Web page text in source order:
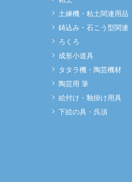
土練機・粘土関連用品
鋳込み・石こう型関連
ろくろ
成形小道具
タタラ機・陶芸機材
陶芸用 筆
絵付け・釉掛け用具
下絵の具・呉須